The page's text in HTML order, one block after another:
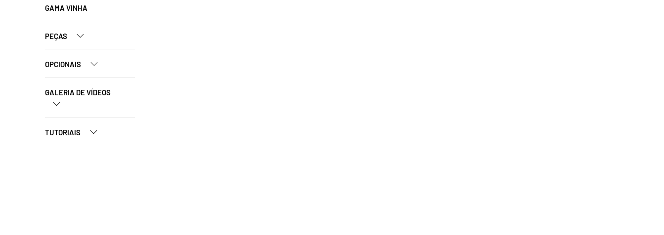
GAMA VINHA
PEÇAS
OPCIONAIS
GALERIA DE VÍDEOS
TUTORIAIS